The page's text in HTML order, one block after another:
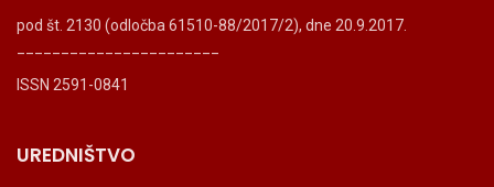
pod št. 2130 (odločba 61510-88/2017/2), dne 20.9.2017.
ISSN 2591-0841
UREDNIŠTVO